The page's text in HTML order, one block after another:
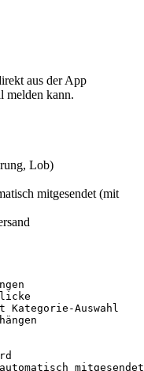
aus der App
melden kann.
Lob)
mitgesendet (mit